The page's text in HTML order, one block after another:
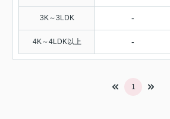
3K～3LDK -
4K～4LDK以上 -
1